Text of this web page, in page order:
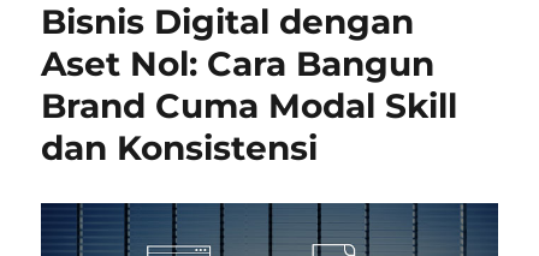
Bisnis Digital dengan
Aset Nol: Cara Bangun
Brand Cuma Modal Skill
dan Konsistensi